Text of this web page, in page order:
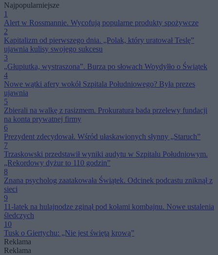
Najpopularniejsze
1
Alert w Rossmannie. Wycofują popularne produkty spożywcze
2
Kapitalizm od pierwszego dnia. „Polak, który uratował Teslę”
ujawnia kulisy swojego sukcesu
3
„Głupiutka, wystraszona”. Burza po słowach Woydyłło o Świątek
4
Nowe wątki afery wokół Szpitala Południowego? Była prezes
ujawnia
5
Zbierali na walkę z rasizmem. Prokuratura bada przelewy fundacji
na konta prywatnej firmy
6
Prezydent zdecydował. Wśród ułaskawionych słynny „Staruch”
7
Trzaskowski przedstawił wyniki audytu w Szpitalu Południowym.
„Rekordowy dyżur to 110 godzin”
8
Znana psycholog zaatakowała Świątek. Odcinek podcastu zniknął z
sieci
9
11-latek na hulajnodze zginął pod kołami kombajnu. Nowe ustalenia
śledczych
10
Tusk o Giertychu: „Nie jest świętą krową”
Reklama
Reklama